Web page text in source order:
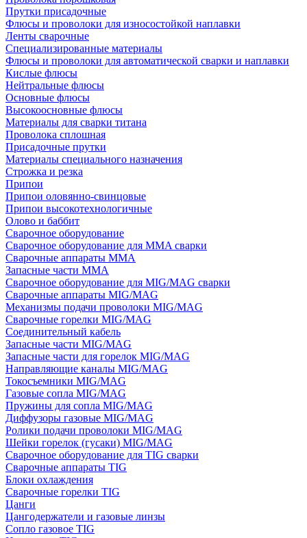
Прутки присадочные
Флюсы и проволоки для износостойкой наплавки
Ленты сварочные
Специализированные материалы
Флюсы и проволоки для автоматической сварки и наплавки
Кислые флюсы
Нейтральные флюсы
Основные флюсы
Высокоосновные флюсы
Материалы для сварки титана
Проволока сплошная
Присадочные прутки
Материалы специального назначения
Строжка и резка
Припои
Припои оловянно-свинцовые
Припои высокотехнологичные
Олово и баббит
Сварочное оборудование
Сварочное оборудование для MMA сварки
Сварочные аппараты MMA
Запасные части MMA
Сварочное оборудование для MIG/MAG сварки
Сварочные аппараты MIG/MAG
Механизмы подачи проволоки MIG/MAG
Сварочные горелки MIG/MAG
Соединительный кабель
Запасные части MIG/MAG
Запасные части для горелок MIG/MAG
Направляющие каналы MIG/MAG
Токосъемники MIG/MAG
Газовые сопла MIG/MAG
Пружины для сопла MIG/MAG
Диффузоры газовые MIG/MAG
Ролики подачи проволоки MIG/MAG
Шейки горелок (гусаки) MIG/MAG
Сварочное оборудование для TIG сварки
Сварочные аппараты TIG
Блоки охлаждения
Сварочные горелки TIG
Цанги
Цангодержатели и газовые линзы
Сопло газовое TIG